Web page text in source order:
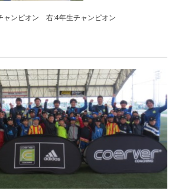
ャンピオン 右:4年生チャンピオン